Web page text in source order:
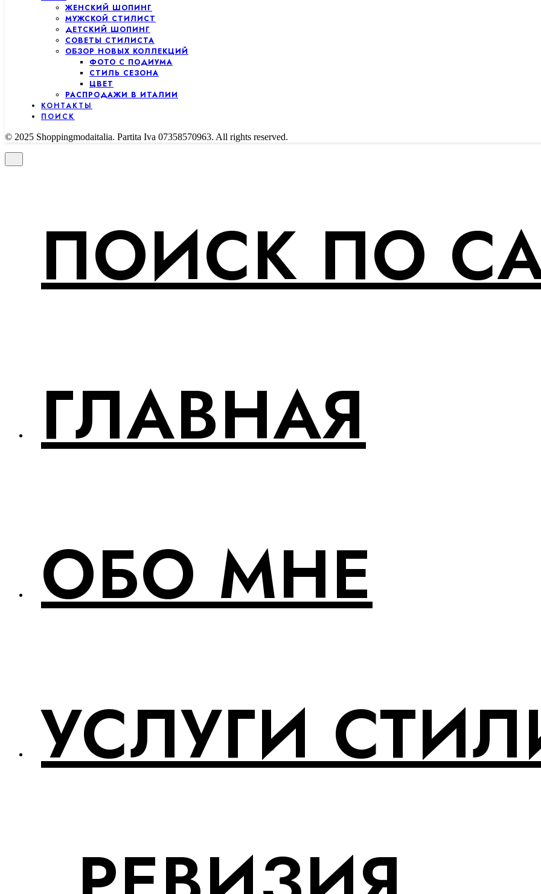
ЖЕНСКИЙ ШОПИНГ
МУЖСКОЙ СТИЛИСТ
ДЕТСКИЙ ШОПИНГ
СОВЕТЫ СТИЛИСТА
ОБЗОР НОВЫХ КОЛЛЕКЦИЙ
ФОТО С ПОДИУМА
СТИЛЬ СЕЗОНА
ЦВЕТ
РАСПРОДАЖИ В ИТАЛИИ
КОНТАКТЫ
ПОИСК
© 2025 Shoppingmodaitalia. Partita Iva 07358570963. All rights reserved.
ПОИСК ПО
ГЛАВНАЯ
ОБО МНЕ
УСЛУГИ